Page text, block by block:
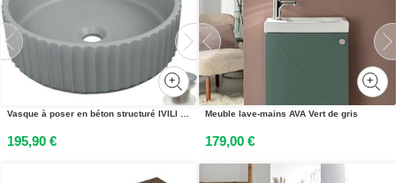
Vasque à poser en béton structuré IVILI 39,8x39x8cm + bonde
195,90 €
Meuble lave-mains AVA Vert de gris
179,00 €